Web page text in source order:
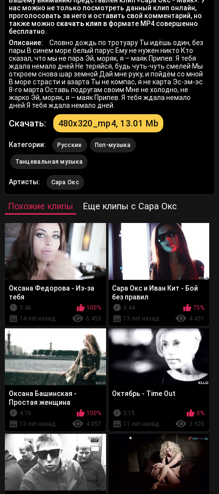
нас можно не только посмотреть данный клип онлайн,
проголосовать за него и оставить свой комментарий, но
также можно скачать клип в формате MP4 совершенно
бесплатно.
Описание:
Словно дождь по тротуару Ты идёшь один, без
пары В синем море белый парус Ему не нужен никто Кто
сказал, что мы не пара Эй, моряк, я – маяк Припев: Я тебя
ждала немало дней Не теряйся, будь чуть-чуть смелей Мы
откроем снова шар земной Дай мне руку, и пойдём со мной
В море страсти и азарта Ты не компас, я не карта Эс-эм-эс
8-го марта Оставь подругам своим Мне не холодно, не
жарко Эй, моряк, я – маяк Припев. Я тебя ждала немало
дней Я тебя ждала немало дней.
Скачать: 480x320_mp4, 13.01 Mb
Категории: Русские Поп-музыка
Танцевальная музыка
Артисты: Сара Окс
Похожие клипы Еще клипы с Сара Окс
Оксана Федорова - Из-за
тебя
3:46
100%
14 лет назад
6 455
Сара Окс и Иван Кит - Бой
без правил
3:44
75%
13 лет назад
4 431
Оксана Башинская -
Простая женщина
4:16
100%
13 лет назад
4 057
Октябрь - Time Out
3:15
0%
11 лет назад
3 326